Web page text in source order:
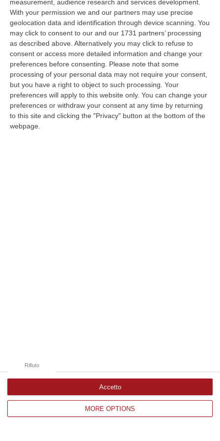
measurement, audience research and services development.
With your permission we and our partners may use precise
geolocation data and identification through device scanning. You
may click to consent to our and our 1731 partners’ processing
as described above. Alternatively you may click to refuse to
consent or access more detailed information and change your
preferences before consenting. Please note that some
processing of your personal data may not require your consent,
but you have a right to object to such processing. Your
preferences will apply to this website only. You can change your
preferences or withdraw your consent at any time by returning
to this site and clicking the "Privacy" button at the bottom of the
webpage.
MORE OPTIONS
Rifiuto
Accetto
L’Orchestra Filarmonica Della Calabria Protagonista Su Rai Due. Il
9 Agosto In Onda “La Notte Del Mare”
“PIZZO Nella suggestiva cornice del Castello Murat di Pizzo torna “La
Notte del Mare”, l’evento televisivo e culturale giunto alla sua quart…
06 Agosto, 17:37
Ponte, Ok Alla Fase Della Progettazione Esecutiva
“ROMA Si è conclusa l’assemblea generale del Consiglio Superiore dei
Lavori Pubblici, convocata per esaminare e discutere del Collegamento
s…
06 Agosto, 17:12
Corriere delle Calabria è una testata giornalistica di News&Com S.r.l